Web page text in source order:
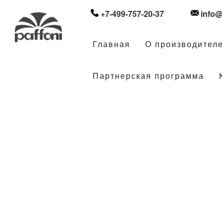
+7-499-757-20-37
Главная О производителе
Партнерская программа